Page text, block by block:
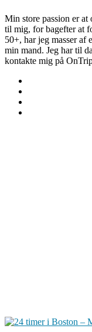
Min store passion er
til mig, for bagefter at
50+, har jeg masser af
min mand. Jeg har til
kontakte mig på